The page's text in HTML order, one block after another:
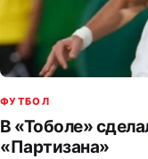
ФУТБОЛ
В «Тоболе»
«Партизана»